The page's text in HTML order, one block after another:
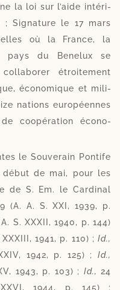
la loi sur l’aide inté­ri­
; Signature le 17 mars
où la France, la
pays du Benelux se
étroi­te­ment
éco­no­mique et mili­
nations euro­péennes
coopé­ra­tion éco­no­
le Souverain Pontife
début de mai, pour les
de S. Em. le Cardinal
(A. A. S. XXI, 1939, p.
S. XXXII, 1940, p. 144)
1941, p. 110) ;Id.,
1942, p. 125) ; Id.,
1943, p. 103) ; Id., 24
1944, p. 145) ;